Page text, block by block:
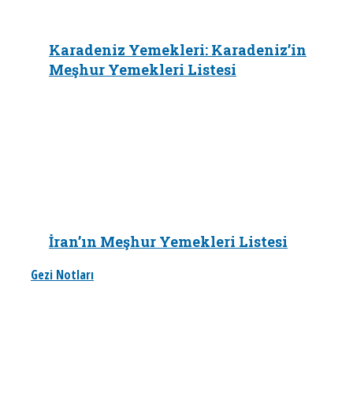
Karadeniz Yemekleri: Karadeniz’in
Meşhur Yemekleri Listesi
İran’ın Meşhur Yemekleri Listesi
Gezi Notları